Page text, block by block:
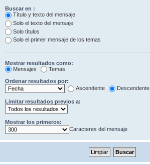
Buscar en :
Título y texto del mensaje
Solo el texto del mensaje
Solo títulos
Solo el primer mensaje de los temas
Mostrar resultados como:
Mensajes
Temas
Ordenar resultados por:
Ascendente
Descendente
Limitar resultados previos a:
Mostrar los primeros:
Caracteres del mensaje